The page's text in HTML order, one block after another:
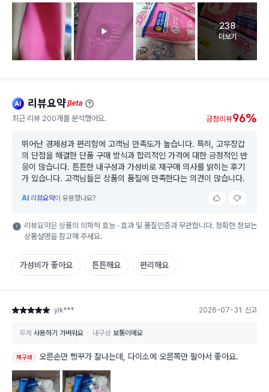
고객 리뷰
238
더보기
ai 리뷰요약beta
최근 리뷰 200개를 분석했어요. 긍정리뷰96%
뛰어난 경제성과 편리함에 고객님 만족도가 높습니다. 특히, 고무장갑
의 단점을 해결한 단품 구매 방식과 합리적인 가격에 대한 긍정적인 반
응이 많습니다. 튼튼한 내구성과 가성비로 재구매 의사를 밝히는 후기
가 있습니다. 고객님들은 상품의 품질에 만족한다는 의견이 많습니다.
AI 리뷰요약이 유용했나요?
리뷰요약은 상품의 의학적 효능 · 효과 및 품질인증과 무관합니다. 정확한 정보는
상품설명을 참고해 주세요.
가성비가 좋아요 튼튼해요 편리해요
별점 5점 yik*** 2026-07-31 신고
무게 사용하기 가벼워요 내구성 보통이에요
재구매 오른손만 빵꾸가 잘나는데, 다이소에 오른쪽만 팔아서 좋아요.